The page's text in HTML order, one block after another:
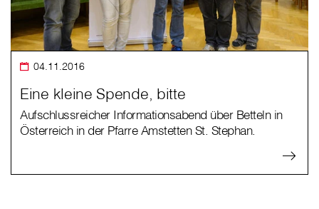
04.11.2016
Eine kleine Spende, bitte
Aufschlussreicher Informationsabend über Betteln in
Österreich in der Pfarre Amstetten St. Stephan.